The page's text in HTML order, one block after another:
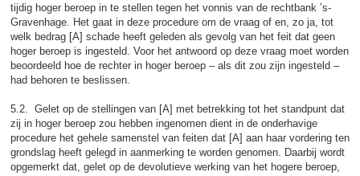
tijdig hoger beroep in te stellen tegen het vonnis van de rechtbank ’s-
Gravenhage. Het gaat in deze procedure om de vraag of en, zo ja, tot
welk bedrag [A] schade heeft geleden als gevolg van het feit dat geen
hoger beroep is ingesteld. Voor het antwoord op deze vraag moet worden
beoordeeld hoe de rechter in hoger beroep – als dit zou zijn ingesteld –
had behoren te beslissen.
5.2. Gelet op de stellingen van [A] met betrekking tot het standpunt dat
zij in hoger beroep zou hebben ingenomen dient in de onderhavige
procedure het gehele samenstel van feiten dat [A] aan haar vordering ten
grondslag heeft gelegd in aanmerking te worden genomen. Daarbij wordt
opgemerkt dat, gelet op de devolutieve werking van het hogere beroep,